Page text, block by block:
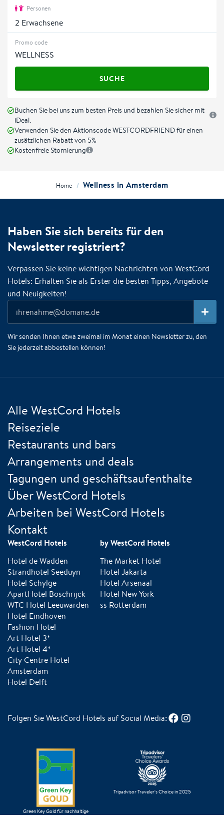
Personen
2 Erwachsene
Promo code
SUCHE
Buchen Sie bei uns zum besten Preis und bezahlen Sie sicher mit
iDeal.
Verwenden Sie den Aktionscode WESTCORDFRIEND für einen
zusätzlichen Rabatt von 5%
Kostenfreie Stornierung
Home / Wellness in Amsterdam
Haben Sie sich bereits für den
Newsletter registriert?
Verpassen Sie keine wichtigen Nachrichten von WestCord
Hotels: Erhalten Sie als Erster die besten Tipps, Angebote
und Neuigkeiten!
Wir senden Ihnen etwa zweimal im Monat einen Newsletter zu, den
Sie jederzeit abbestellen können!
Alle WestCord Hotels
Reiseziele
Restaurants und bars
Arrangements und deals
Tagungen und geschäftsaufenthalte
Über WestCord Hotels
Arbeiten bei WestCord Hotels
Kontakt
WestCord Hotels
Hotel de Wadden
Strandhotel Seeduyn
Hotel Schylge
ApartHotel Boschrijck
WTC Hotel Leeuwarden
Hotel Eindhoven
Fashion Hotel
Art Hotel 3*
Art Hotel 4*
City Centre Hotel
Amsterdam
Hotel Delft
by WestCord Hotels
The Market Hotel
Hotel Jakarta
Hotel Arsenaal
Hotel New York
ss Rotterdam
Folgen Sie WestCord Hotels auf Social Media:
Green Key Gold für nachhaltige
Tripadvisor Traveler's Choice in 2025